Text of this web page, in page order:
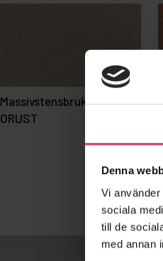
Denna
Vi
sociala
till de
med annan
Massivstensbruk M2,5 –
ORUST